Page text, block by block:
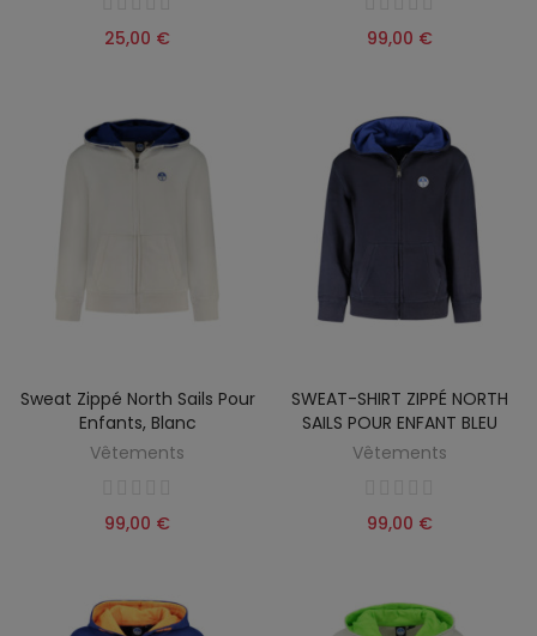
25,00 € 99,00 €
Sweat Zippé North Sails Pour
Enfants, Blanc
Vêtements
99,00 €
SWEAT-SHIRT ZIPPÉ NORTH
SAILS POUR ENFANT BLEU
Vêtements
99,00 €